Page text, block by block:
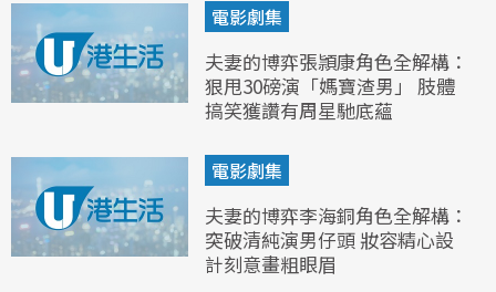
電影劇集
夫妻的博弈張頴康角色全解構：
狠甩30磅演「媽寶渣男」 肢體
搞笑獲讚有周星馳底蘊
電影劇集
夫妻的博弈李海銅角色全解構：
突破清純演男仔頭 妝容精心設
計刻意畫粗眼眉